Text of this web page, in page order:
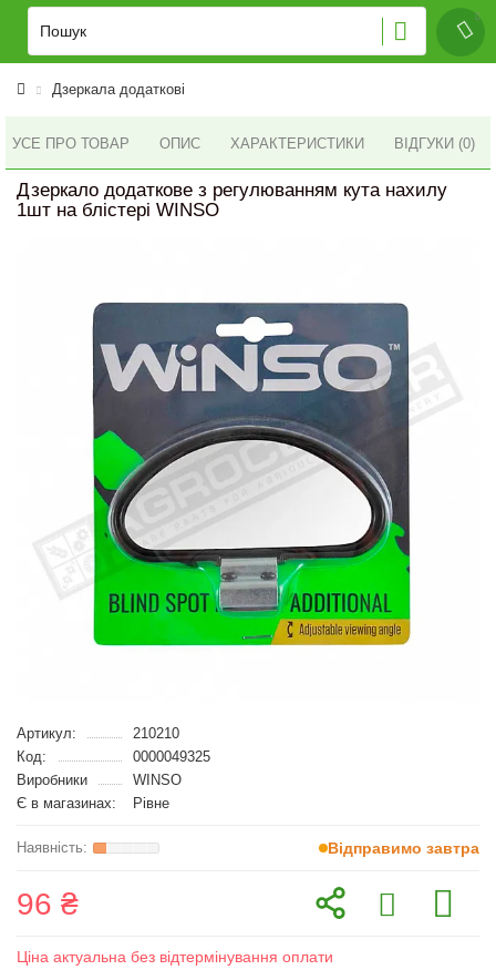
Дзеркала додаткові
УСЕ ПРО ТОВАР ОПИС ХАРАКТЕРИСТИКИ ВІДГУКИ (0)
Дзеркало додаткове з регулюванням кута нахилу
1шт на блістері WINSO
Артикул:
210210
Код:
0000049325
Виробники
WINSO
Є в магазинах:
Рівне
Відправимо завтра
96 ₴
Ціна актуальна без відтермінування оплати